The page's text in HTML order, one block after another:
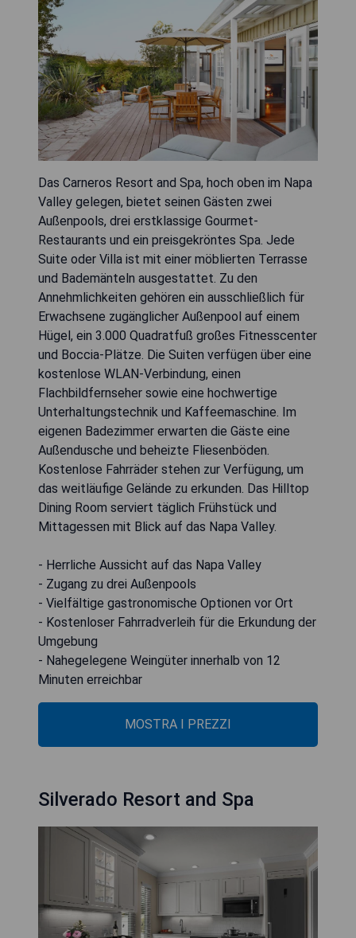
Das Carneros Resort and Spa, hoch oben im Napa
Valley gelegen, bietet seinen Gästen zwei
Außenpools, drei erstklassige Gourmet-
Restaurants und ein preisgekröntes Spa. Jede
Suite oder Villa ist mit einer möblierten Terrasse
und Bademänteln ausgestattet. Zu den
Annehmlichkeiten gehören ein ausschließlich für
Erwachsene zugänglicher Außenpool auf einem
Hügel, ein 3.000 Quadratfuß großes Fitnesscenter
und Boccia-Plätze. Die Suiten verfügen über eine
kostenlose WLAN-Verbindung, einen
Flachbildfernseher sowie eine hochwertige
Unterhaltungstechnik und Kaffeemaschine. Im
eigenen Badezimmer erwarten die Gäste eine
Außendusche und beheizte Fliesenböden.
Kostenlose Fahrräder stehen zur Verfügung, um
das weitläufige Gelände zu erkunden. Das Hilltop
Dining Room serviert täglich Frühstück und
Mittagessen mit Blick auf das Napa Valley.
- Herrliche Aussicht auf das Napa Valley
- Zugang zu drei Außenpools
- Vielfältige gastronomische Optionen vor Ort
- Kostenloser Fahrradverleih für die Erkundung der
Umgebung
- Nahegelegene Weingüter innerhalb von 12
Minuten erreichbar
MOSTRA I PREZZI
Silverado Resort and Spa